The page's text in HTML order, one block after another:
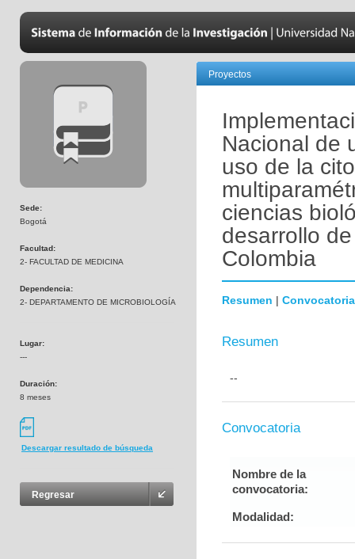
Sede:
Bogotá
Facultad:
2- FACULTAD DE MEDICINA
Dependencia:
2- DEPARTAMENTO DE MICROBIOLOGÍA
Lugar:
---
Duración:
8 meses
Descargar resultado de búsqueda
Regresar
Proyectos
Nacional de
uso de la
ciencias
desarrollo
Colombia
Resumen | Convocatoria
Resumen
--
Convocatoria
Nombre de la
convocatoria:
Modalidad: